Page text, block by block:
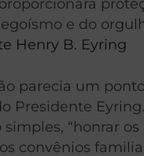
e do
Henry B. Eyring
parecia um
Presidente
“honrar os
convênios